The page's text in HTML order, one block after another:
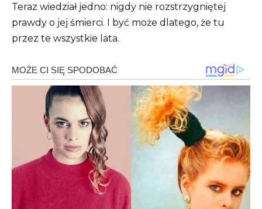
Teraz wiedział jedno: nigdy nie rozstrzygniętej
prawdy o jej śmierci. I być może dlatego, że tu
przez te wszystkie lata.